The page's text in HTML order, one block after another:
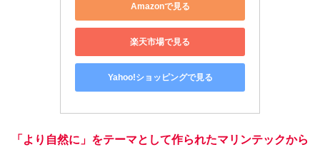
Amazonで見る
楽天市場で見る
Yahoo!ショッピングで見る
「より自然に」をテーマとして作られたマリンテックから